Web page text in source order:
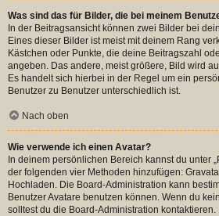
Was sind das für Bilder, die bei meinem
In der Beitragsansicht können zwei Bilder bei
Eines dieser Bilder ist meist mit deinem Rang
Kästchen oder Punkte, die deine Beitragszahl
angeben. Das andere, meist größere, Bild wird
Es handelt sich hierbei in der Regel um ein
Benutzer zu Benutzer unterschiedlich ist.
Nach oben
Wie verwende ich einen Avatar?
In deinem persönlichen Bereich kannst du unter
der folgenden vier Methoden hinzufügen:
Hochladen. Die Board-Administration kann
Benutzer Avatare benutzen können. Wenn du
solltest du die Board-Administration kontaktieren.